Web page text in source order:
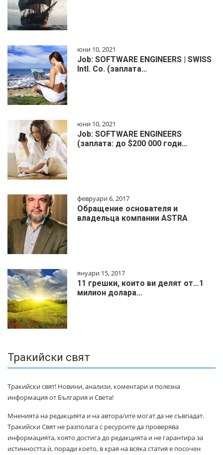
юни 10, 2021
Job: SOFTWARE ENGINEERS | SWISS
Intl. Co. (заплата…
юни 10, 2021
Job: SOFTWARE ENGINEERS
(заплата: до $200 000 годи…
февруари 6, 2017
Обращение основателя и
владельца компании ASTRA
януари 15, 2017
11 грешки, които ви делят от…1
милиoн дoлapa…
Тракийски свят
Тракийски свят! Новини, анализи, коментари и полезна
информация от България и Света!
Мненията на редакцията и на автора/ите могат да не съвпадат.
Тракийски Свят не разполага с ресурсите да проверява
информацията, която достига до редакцията и не гарантира за
истинността ѝ, поради което, в края на всяка статия е посочен